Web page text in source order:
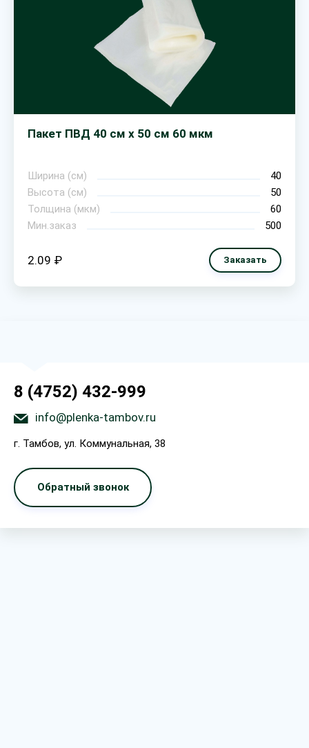
Пакет ПВД 40 см х 50 см 60 мкм
Ширина (см)
40
Высота (см)
50
Толщина (мкм)
60
Мин.заказ
500
2.09 ₽ Заказать
8 (4752) 432-999
info@plenka-tambov.ru
г. Тамбов, ул. Коммунальная, 38
Обратный звонок